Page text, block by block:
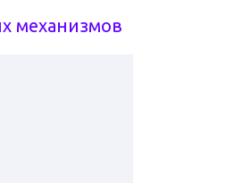
механизмов